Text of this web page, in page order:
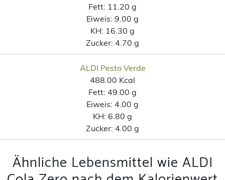
Fett: 11.20 g
Eiweis: 9.00 g
KH: 16.30 g
Zucker: 4.70 g
ALDI Pesto Verde
488.00 Kcal
Fett: 49.00 g
Eiweis: 4.00 g
KH: 6.80 g
Zucker: 4.00 g
Ähnliche Lebensmittel wie ALDI